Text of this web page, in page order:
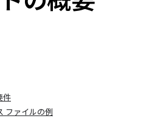
件
ファイルの例